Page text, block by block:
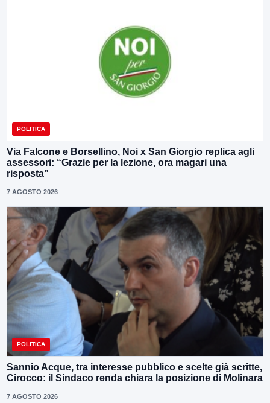
POLITICA
Via Falcone e Borsellino, Noi x San Giorgio replica agli
assessori: “Grazie per la lezione, ora magari una
risposta”
7 AGOSTO 2026
POLITICA
Sannio Acque, tra interesse pubblico e scelte già scritte,
Cirocco: il Sindaco renda chiara la posizione di Molinara
7 AGOSTO 2026